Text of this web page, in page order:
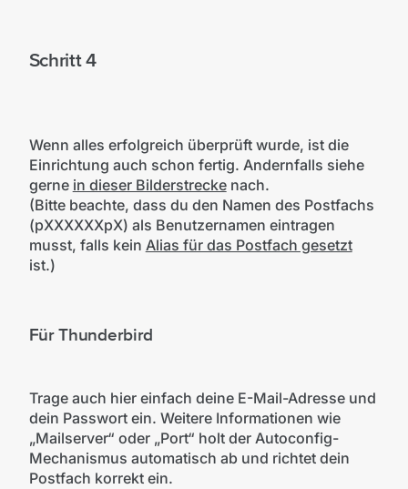
Schritt 4
Wenn alles erfolgreich überprüft wurde, ist die
Einrichtung auch schon fertig. Andernfalls siehe
gerne in dieser Bilderstreckenach.
(Bitte beachte, dass du den Namen des Postfachs
(pXXXXXXpX) als Benutzernamen eintragen
musst, falls kein Alias für das Postfach gesetzt
ist.)
Für Thunderbird
Trage auch hier einfach deine E-Mail-Adresse und
dein Passwort ein. Weitere Informationen wie
„Mailserver“ oder „Port“ holt der Autoconfig-
Mechanismus automatisch ab und richtet dein
Postfach korrekt ein.